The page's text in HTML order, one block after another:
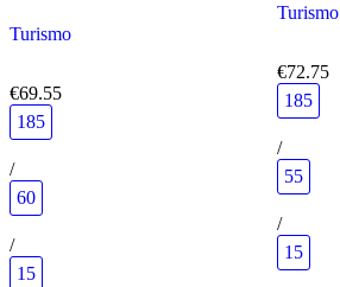
Turismo
€69.55
185
/
60
/
15
Turismo
€72.75
185
/
55
/
15